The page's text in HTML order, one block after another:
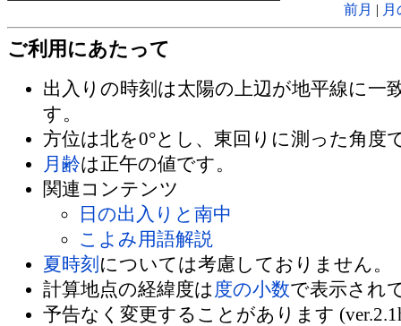
前月 |
ご利用にあたって
出入りの時刻は太陽の上辺が地平線に一
す。
方位は北を0°とし、東回りに測った角度
月齢は正午の値です。
関連コンテンツ
日の出入りと南中
こよみ用語解説
夏時刻 については考慮しておりません。
計算地点の経緯度は 度の小数で表示され
予告なく変更することがあります